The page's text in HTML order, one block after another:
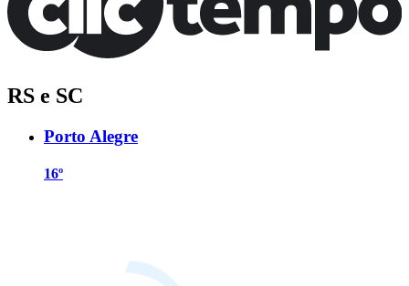
RS e SC
Porto Alegre
16º